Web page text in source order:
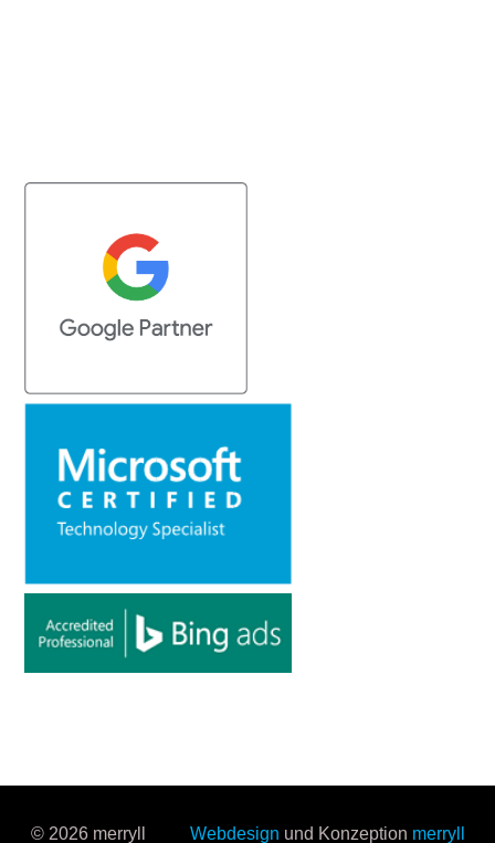
© 2026 merryll Webdesign und Konzeption merryll